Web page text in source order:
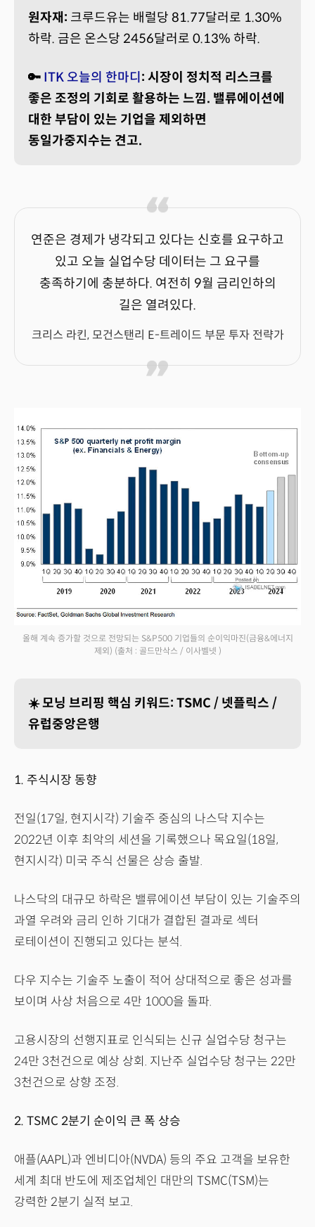
원자재: 크루드유는 배럴당 81.77달러로 1.30%
하락. 금은 온스당 2456달러로 0.13% 하락.
🔑 ITK 오늘의 한마디 : 시장이 정치적 리스크를
좋은 조정의 기회로 활용하는 느낌. 밸류에이션에
대한 부담이 있는 기업을 제외하면
동일가중지수는 견고.
연준은 경제가 냉각되고 있다는 신호를 요구하고
있고 오늘 실업수당 데이터는 그 요구를
충족하기에 충분하다. 여전히 9월 금리인하의
길은 열려있다.
크리스 라킨, 모건스탠리 E-트레이드 부문 투자 전략가
올해 계속 증가할 것으로 전망되는 S&P500 기업들의 순이익마진(금융&에너지
제외) (출처 : 골드만삭스 / 이사벨넷 )
☀️ 모닝 브리핑 핵심 키워드: TSMC / 넷플릭스 /
유럽중앙은행
1. 주식시장 동향
전일(17일, 현지시각) 기술주 중심의 나스닥 지수는
2022년 이후 최악의 세션을 기록했으나 목요일(18일,
현지시각) 미국 주식 선물은 상승 출발.
나스닥의 대규모 하락은 밸류에이션 부담이 있는 기술주의
과열 우려와 금리 인하 기대가 결합된 결과로 섹터
로테이션이 진행되고 있다는 분석.
다우 지수는 기술주 노출이 적어 상대적으로 좋은 성과를
보이며 사상 처음으로 4만 1000을 돌파.
고용시장의 선행지표로 인식되는 신규 실업수당 청구는
24만 3천건으로 예상 상회. 지난주 실업수당 청구는 22만
3천건으로 상향 조정.
2. TSMC 2분기 순이익 큰 폭 상승
애플(AAPL)과 엔비디아(NVDA) 등의 주요 고객을 보유한
세계 최대 반도에 제조업체인 대만의 TSMC(TSM)는
강력한 2분기 실적 보고.